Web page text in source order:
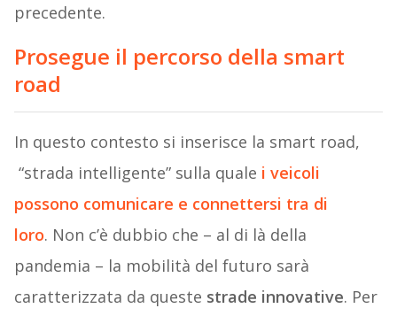
precedente.
Prosegue il percorso della smart
road
In questo contesto si inserisce la smart road,
“strada intelligente” sulla quale i veicoli
possono comunicare e connettersi tra di
loro. Non c’è dubbio che – al di là della
pandemia – la mobilità del futuro sarà
caratterizzata da queste strade innovative. Per